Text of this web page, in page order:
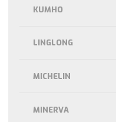
KUMHO
LINGLONG
MICHELIN
MINERVA